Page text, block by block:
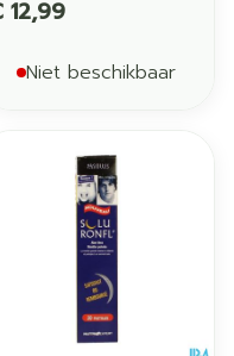
12,99
Niet beschikbaar